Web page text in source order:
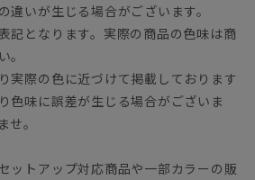
違いが生じる場合がございます。
記となります。実際の商品の色味は商
。
実際の色に近づけて掲載しております
色味に誤差が生じる場合がございま
。
ットアップ対応商品や一部カラーの販